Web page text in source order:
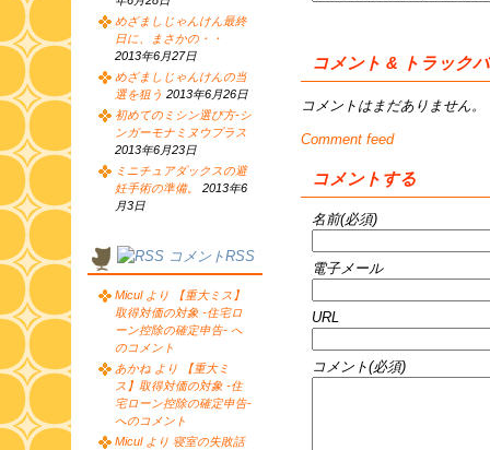
コメント & トラック
コメントはまだありません。
Comment feed
コメントする
名前(必須)
電子メール
URL
コメント(必須)
めざましじゃんけん最終
日に、まさかの・・
2013年6月27日
めざましじゃんけんの当
選を狙う 2013年6月26日
初めてのミシン選び方-シ
ンガーモナミヌウプラス
2013年6月23日
ミニチュアダックスの避
妊手術の準備。
2013年6
月3日
コメントRSS
Micul より 【重大ミス】
取得対価の対象 -住宅ロ
ーン控除の確定申告- へ
のコメント
あかね より 【重大ミ
ス】取得対価の対象 -住
宅ローン控除の確定申告-
へのコメント
Micul より 寝室の失敗話